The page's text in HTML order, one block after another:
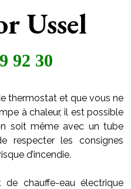
Ussel
92 30
thermostat et que vous ne
à chaleur, il est possible
soit même avec un tube
respecter les consignes
d’incendie.
chauffe-eau électrique